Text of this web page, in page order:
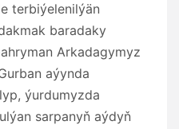
terbiýelenilýän
baradaky
Arkadagymyz
aýynda
ýurdumyzda
sarpanyň aýdyň